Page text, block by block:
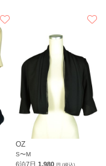
OZ
S〜M
6泊7日1,980